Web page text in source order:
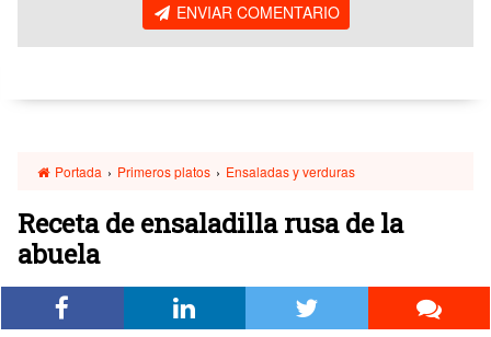
ENVIAR COMENTARIO
Portada › Primeros platos › Ensaladas y verduras
Receta de ensaladilla rusa de la
abuela